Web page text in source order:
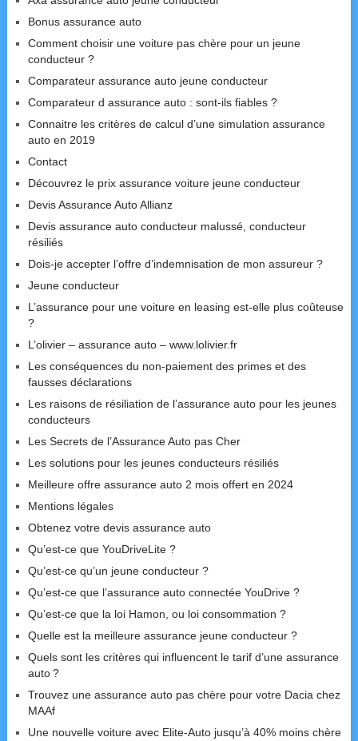
Bonus assurance auto
Comment choisir une voiture pas chère pour un jeune
conducteur ?
Comparateur assurance auto jeune conducteur
Comparateur d assurance auto : sont-ils fiables ?
Connaitre les critères de calcul d’une simulation assurance
auto en 2019
Contact
Découvrez le prix assurance voiture jeune conducteur
Devis Assurance Auto Allianz
Devis assurance auto conducteur malussé, conducteur
résiliés
Dois-je accepter l’offre d’indemnisation de mon assureur ?
Jeune conducteur
L’assurance pour une voiture en leasing est-elle plus coûteuse
?
L’olivier – assurance auto – www.lolivier.fr
Les conséquences du non-paiement des primes et des
fausses déclarations
Les raisons de résiliation de l’assurance auto pour les jeunes
conducteurs
Les Secrets de l’Assurance Auto pas Cher
Les solutions pour les jeunes conducteurs résiliés
Meilleure offre assurance auto 2 mois offert en 2024
Mentions légales
Obtenez votre devis assurance auto
Qu’est-ce que YouDriveLite ?
Qu’est-ce qu’un jeune conducteur ?
Qu’est-ce que l’assurance auto connectée YouDrive ?
Qu’est-ce que la loi Hamon, ou loi consommation ?
Quelle est la meilleure assurance jeune conducteur ?
Quels sont les critères qui influencent le tarif d’une assurance
auto ?
Trouvez une assurance auto pas chère pour votre Dacia chez
MAAf
Une nouvelle voiture avec Elite-Auto jusqu’à 40% moins chère